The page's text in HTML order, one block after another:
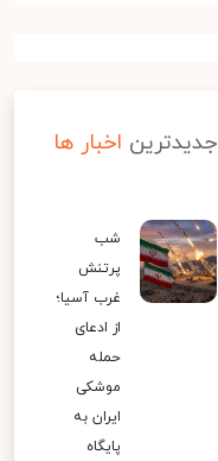
جدیدترین اخبار ها
شب
پرتنش
غرب آسیا؛
از ادعای
حمله
موشکی
ایران به
پایگاه